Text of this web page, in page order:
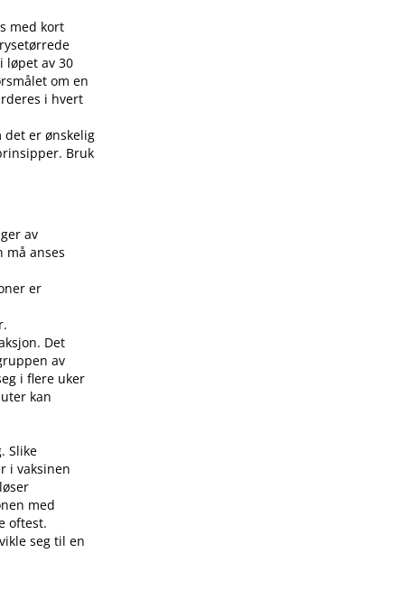
med kort
løpet av 30
om en
i hvert
det er ønskelig
Bruk
av
må anses
er
Det
av
i flere uker
kan
Slike
i vaksinen
med
oftest.
seg til en